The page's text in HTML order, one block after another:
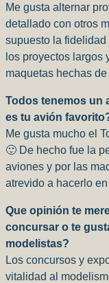
Me gusta alternar
detallado con otros
supuesto la
los proyectos largos
maquetas hechas
Todos tenemos un
es tu avión
Me gusta mucho el
🙂 De hecho fue la
aviones y por las
atrevido a hacerlo
Que opinión te
concursar o te
modelistas?
Los concursos y
vitalidad al